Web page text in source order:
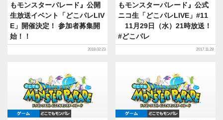
もモンスターパレード』公開
生放送イベント「どこパレLIV
E」開催決定！ 参加者募集開
始！！
2018.02.23
もモンスターパレード』公式
ニコ生「どこパレLIVE」#11
11月29日（水）21時放送！
#どこパレ
2017.11.28
ゲーム どこでもDQMP ゲーム